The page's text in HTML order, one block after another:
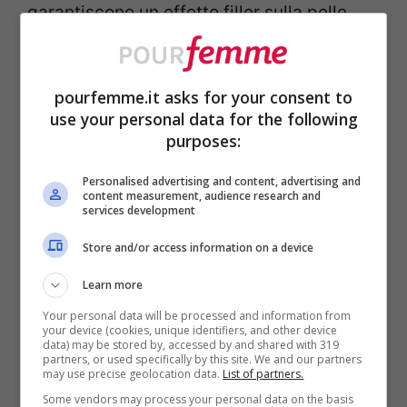
garantiscono un effetto filler sulla pelle
anche nell’immediato.
Non tutti lo sanno ma questo trend nasce
proprio dai social, le beauty expert hanno
evitando così di ricorrere al trattamento di
chirurgia estetica più in voga del
Nella notox skincare, quindi, non può
assolutamente mancare il prodotto a base
diacido ialuronico
, un ottimo idratante e
pourfemme.it asks for your consent to
use your personal data for the following
purposes:
Personalised advertising and content, advertising and
content measurement, audience research and
services development
Store and/or access information on a device
Learn more
Your personal data will be processed and information from
your device (cookies, unique identifiers, and other device
data) may be stored by, accessed by and shared with 319
partners, or used specifically by this site. We and our partners
may use precise geolocation data. List of partners.
Some vendors may process your personal data on the basis